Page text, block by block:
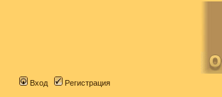
Вход Регистрация